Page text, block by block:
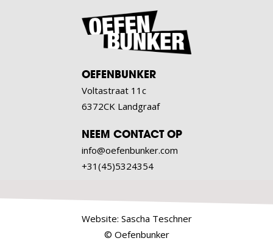
OEFENBUNKER
Voltastraat 11c
6372CK Landgraaf
NEEM CONTACT OP
info@oefenbunker.com
+31(45)5324354
Website: Sascha Teschner
© Oefenbunker